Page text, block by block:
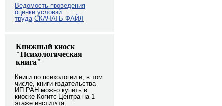
Ведомость проведения
оценки условий
труда СКАЧАТЬ ФАЙЛ
Книжный киоск
"Психологическая
книга"
Книги по психологии и, в том
числе, книги издательства
ИП РАН можно купить в
киоске Когито-Центра на 1
этаже института.